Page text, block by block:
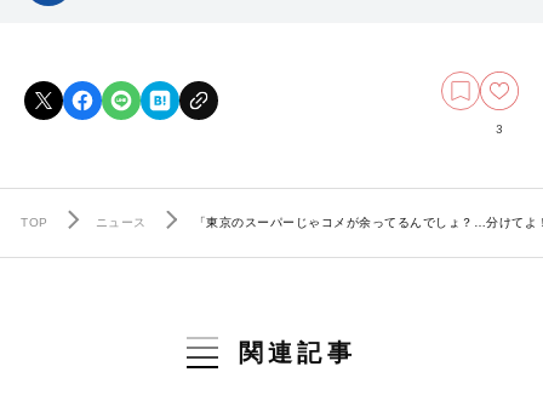
3
TOP ニュース 「東京のスーパーじゃコメが余ってるんでしょ？…分けて
関連記事